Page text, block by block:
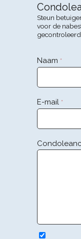
Steun
voor de
gecontroleerd.
Naam *
E-mail *